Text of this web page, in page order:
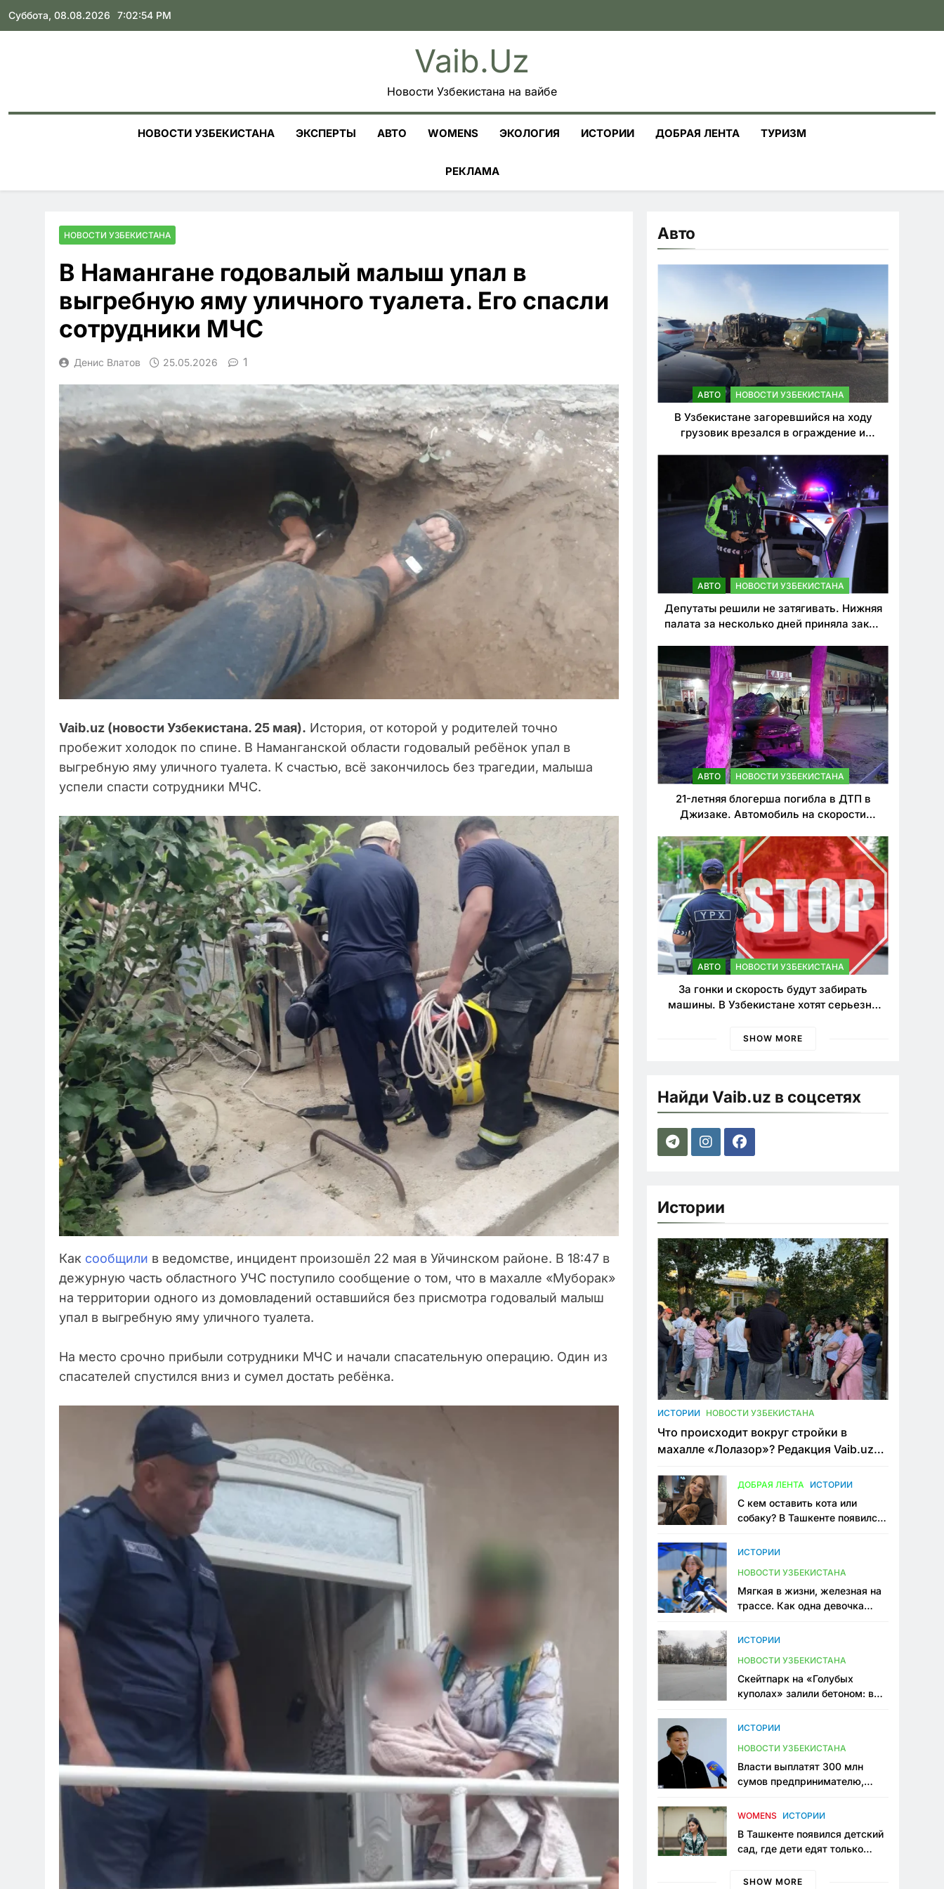
Skip
Суббота, 08.08.2026 7:02:56 PM
Vaib.uz
Новости Узбекистана на вайбе
НОВОСТИ УЗБЕКИСТАНА ЭКСПЕРТЫ АВТО WOMENS ЭКОЛОГИЯ ИСТОРИИ ДОБРАЯ ЛЕНТА ТУРИЗМ
РЕКЛАМА
НОВОСТИ УЗБЕКИСТАНА
В Намангане годовалый малыш упал в
выгребную яму уличного туалета. Его спасли
сотрудники МЧС
Денис Влатов 25.05.2026 1
Vaib.uz (новости Узбекистана. 25 мая). История, от которой у родителей точно
пробежит холодок по спине. В Наманганской области годовалый ребёнок упал в
выгребную яму уличного туалета. К счастью, всё закончилось без трагедии, малыша
успели спасти сотрудники МЧС.
Как сообщили в ведомстве, инцидент произошёл 22 мая в Уйчинском районе. В 18:47 в
дежурную часть областного УЧС поступило сообщение о том, что в махалле «Муборак»
на территории одного из домовладений оставшийся без присмотра годовалый малыш
упал в выгребную яму уличного туалета.
На место срочно прибыли сотрудники МЧС и начали спасательную операцию. Один из
спасателей спустился вниз и сумел достать ребёнка.
Авто
АВТО НОВОСТИ УЗБЕКИСТАНА
В Узбекистане загоревшийся на ходу
грузовик врезался в ограждение и
АВТО НОВОСТИ УЗБЕКИСТАНА
Депутаты решили не затягивать. Нижняя
палата за несколько дней приняла закон
нарушителей ПДД
АВТО НОВОСТИ УЗБЕКИСТАНА
21-летняя блогерша погибла в ДТП в
Джизаке. Автомобиль на скорости
АВТО НОВОСТИ УЗБЕКИСТАНА
За гонки и скорость будут забирать
машины. В Узбекистане хотят серьезно
SHOW MORE
Найди Vaib.uz в соцсетях
Истории
ИСТОРИИ НОВОСТИ УЗБЕКИСТАНА
Что происходит вокруг стройки в
махалле «Лолазор»? Редакция Vaib.uz
конфликта
ДОБРАЯ ЛЕНТА ИСТОРИИ
С кем оставить кота или
собаку? В Ташкенте появился
ИСТОРИИ
НОВОСТИ УЗБЕКИСТАНА
Мягкая в жизни, железная на
трассе. Как одна девочка
Узбекистане
ИСТОРИИ
НОВОСТИ УЗБЕКИСТАНА
Скейтпарк на «Голубых
куполах» залили бетоном: в
одно общественное
ИСТОРИИ
НОВОСТИ УЗБЕКИСТАНА
Власти выплатят 300 млн
сумов предпринимателю,
тюрьме по незаконному
WOMENS ИСТОРИИ
В Ташкенте появился детский
сад, где дети едят только
мама, которая устала просить
SHOW MORE